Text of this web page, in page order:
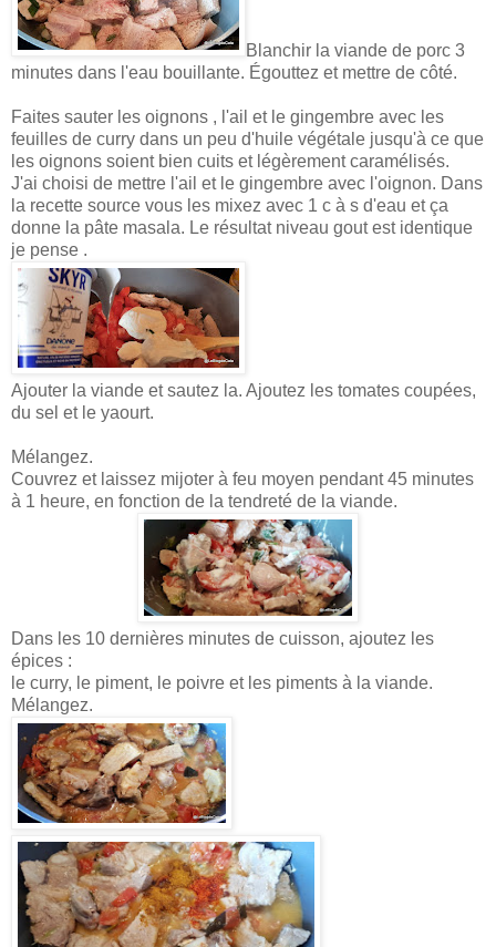
Blanchir la viande de porc 3
minutes dans l'eau bouillante. Égouttez et mettre de côté.
Faites sauter les oignons , l'ail et le gingembre avec les
feuilles de curry dans un peu d'huile végétale jusqu'à ce que
les oignons soient bien cuits et légèrement caramélisés.
J'ai choisi de mettre l'ail et le gingembre avec l'oignon. Dans
la recette source vous les mixez avec 1 c à s d'eau et ça
donne la pâte masala. Le résultat niveau gout est identique
je pense .
Ajouter la viande et sautez la. Ajoutez les tomates coupées,
du sel et le yaourt.
Mélangez.
Couvrez et laissez mijoter à feu moyen pendant 45 minutes
à 1 heure, en fonction de la tendreté de la viande.
Dans les 10 dernières minutes de cuisson, ajoutez les
épices :
le curry, le piment, le poivre et les piments à la viande.
Mélangez.